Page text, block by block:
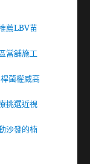
薦LBV苗
當舖施工
菌權威高
挑選近視
沙發的楠